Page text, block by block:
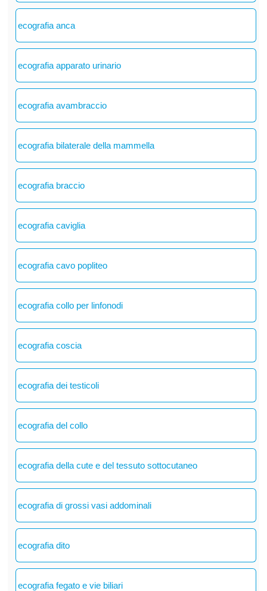
ecografia anca
ecografia apparato urinario
ecografia avambraccio
ecografia bilaterale della mammella
ecografia braccio
ecografia caviglia
ecografia cavo popliteo
ecografia collo per linfonodi
ecografia coscia
ecografia dei testicoli
ecografia del collo
ecografia della cute e del tessuto sottocutaneo
ecografia di grossi vasi addominali
ecografia dito
ecografia fegato e vie biliari